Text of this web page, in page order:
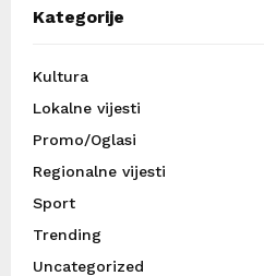
Kategorije
Kultura
Lokalne vijesti
Promo/Oglasi
Regionalne vijesti
Sport
Trending
Uncategorized